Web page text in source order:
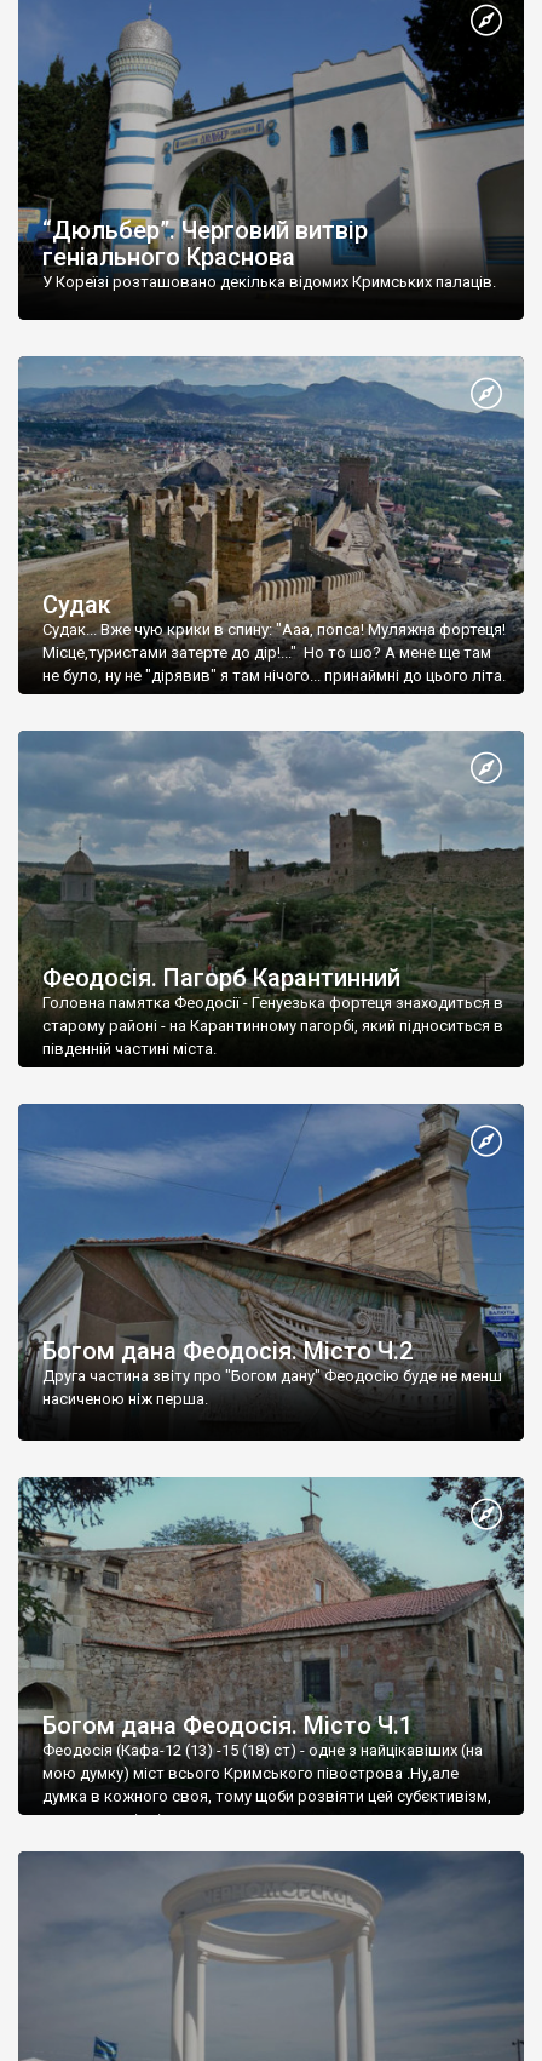
“Дюльбер”. Черговий витвір
геніального Краснова
У Кореїзі розташовано декілька відомих Кримських палаців.
Судак
Судак... Вже чую крики в спину: "Ааа, попса! Муляжна фортеця!
Місце,туристами затерте до дір!..." Но то шо? А мене ще там
не було, ну не "дірявив" я там нічого... принаймні до цього літа.
Феодосія. Пагорб Карантинний
Головна памятка Феодосії - Генуезька фортеця знаходиться в
старому районі - на Карантинному пагорбі, який підноситься в
південній частині міста.
Богом дана Феодосія. Місто Ч.2
Друга частина звіту про "Богом дану" Феодосію буде не менш
насиченою ніж перша.
Богом дана Феодосія. Місто Ч.1
Феодосія (Кафа-12 (13) -15 (18) ст) - одне з найцікавіших (на
мою думку) міст всього Кримського півострова .Ну,але
думка в кожного своя, тому щоби розвіяти цей субєктивізм,
запрошую відвідати це